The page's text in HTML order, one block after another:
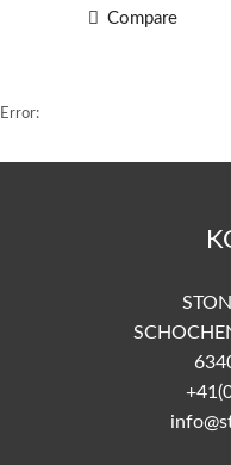
Compare
Error: